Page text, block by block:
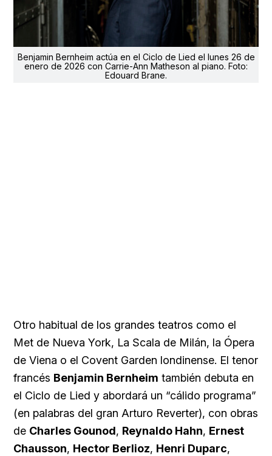
Benjamin Bernheim actúa en el Ciclo de Lied el lunes 26 de
enero de 2026 con Carrie-Ann Matheson al piano. Foto:
Edouard Brane.
Otro habitual de los grandes teatros como el
Met de Nueva York, La Scala de Milán, la Ópera
de Viena o el Covent Garden londinense. El tenor
francés Benjamin Bernheim también debuta en
el Ciclo de Lied y abordará un “cálido programa”
(en palabras del gran Arturo Reverter), con obras
de Charles Gounod, Reynaldo Hahn, Ernest
Chausson, Hector Berlioz, Henri Duparc,